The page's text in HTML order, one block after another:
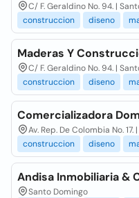
C/ F. Geraldino No. 94. |
construccion
diseno
Maderas Y
C/ F. Geraldino No. 94. |
construccion
diseno
Comercializadora
Av. Rep. De Colombia No.
construccion
diseno
Andisa Inmobiliaria &
Santo Domingo